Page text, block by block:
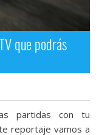
que podrás
partidas con tu
reportaje vamos a